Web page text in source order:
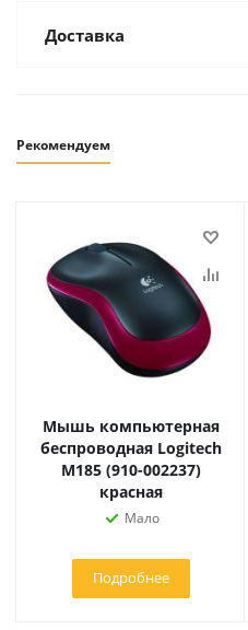
Доставка
Рекомендуем
Мышь компьютерная
беспроводная Logitech
M185 (910-002237)
красная
Мало
Подробнее